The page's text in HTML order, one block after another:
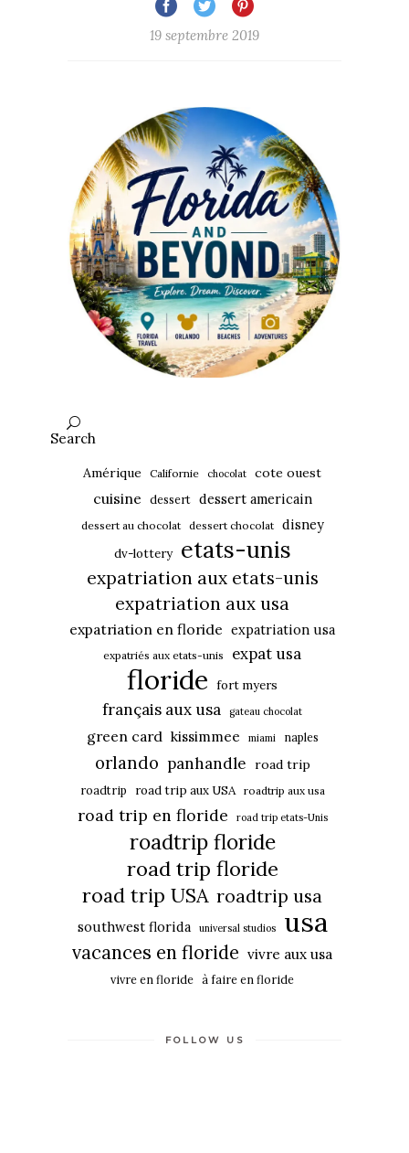
19 septembre 2019
Search
Amérique Californie chocolat cote ouest
cuisine dessert dessert americain
dessert au chocolat dessert chocolat disney
dv-lottery etats-unis
expatriation aux etats-unis
expatriation aux usa
expatriation en floride expatriation usa
expatriés aux etats-unis expat usa
floride fort myers
français aux usa gateau chocolat
green card kissimmee miami naples
orlando panhandle road trip
roadtrip road trip aux USA roadtrip aux usa
road trip en floride road trip etats-Unis
roadtrip floride
road trip floride
road trip USA roadtrip usa
southwest florida universal studios usa
vacances en floride vivre aux usa
vivre en floride à faire en floride
FOLLOW US